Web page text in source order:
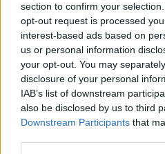
section to confirm your
opt-out request is processed
interest-based ads based on
us or personal information
your opt-out. You may
disclosure of your personal
IAB’s list of downstream
also be disclosed by us to third
Downstream Participants that
Νέο Χωροταξικό
γραμμές» για το
ξενοδοχεία, νησιά και
Τα ανοιχτά μέτωπα για
ελληνικής βιομηχανίας